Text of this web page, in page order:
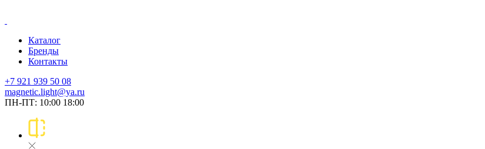
Каталог
Бренды
Контакты
+7 921 939 50 08
magnetic.light@ya.ru
ПН-ПТ: 10:00 18:00